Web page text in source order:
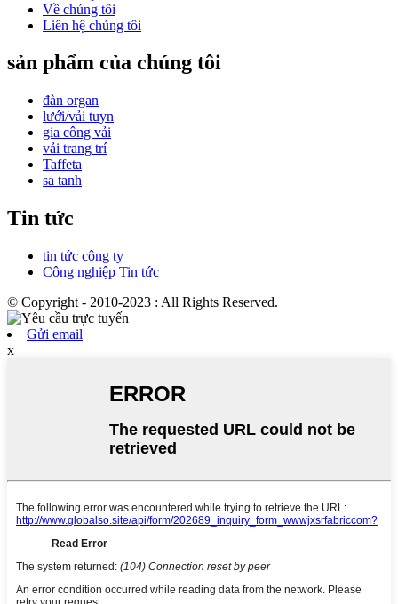
Về chúng tôi
Liên hệ chúng tôi
sản phẩm của chúng tôi
đàn organ
lưới/vải tuyn
gia công vải
vải trang trí
Taffeta
sa tanh
Tin tức
tin tức công ty
Công nghiệp Tin tức
© Copyright - 2010-2023 : All Rights Reserved.
Gửi email
x